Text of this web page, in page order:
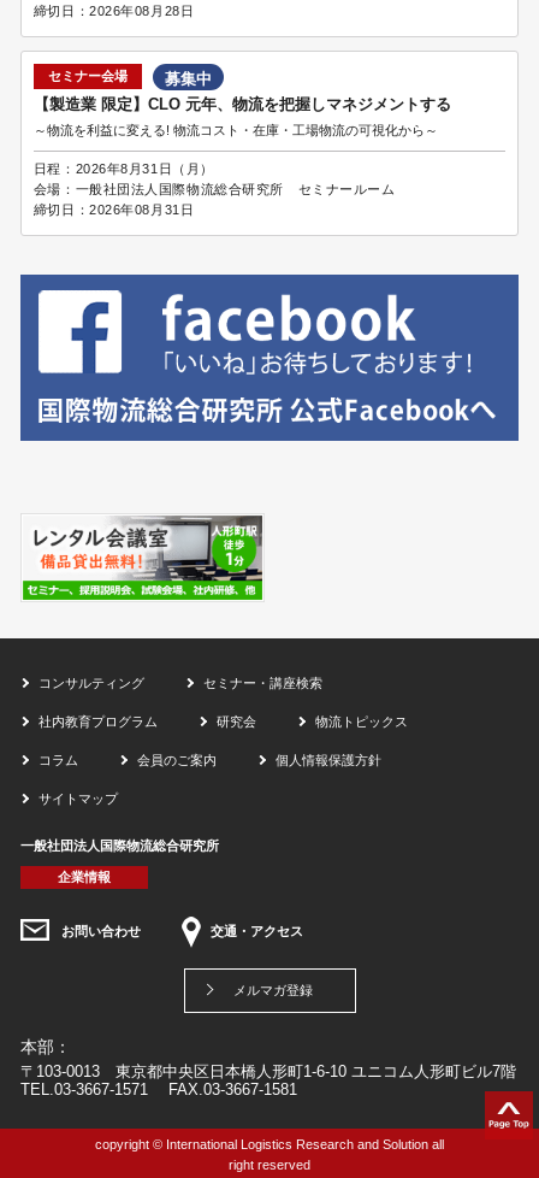
締切日：2026年08月28日
セミナー会場
募集中
【製造業 限定】CLO 元年、物流を把握しマネジメントする
～物流を利益に変える! 物流コスト・在庫・工場物流の可視化から～
日程： 2026年8月31日（月）
会場： 一般社団法人国際物流総合研究所 セミナールーム
締切日：2026年08月31日
コンサルティング セミナー・講座検索
社内教育プログラム 研究会 物流トピックス
コラム 会員のご案内 個人情報保護方針
サイトマップ
一般社団法人国際物流総合研究所
企業情報
お問い合わせ 交通・アクセス
メルマガ登録
本部：
〒103-0013 東京都中央区日本橋人形町1-6-10 ユニコム人形町ビル7階
TEL.03-3667-1571 FAX.03-3667-1581
copyright © International Logistics Research and Solution all
right reserved